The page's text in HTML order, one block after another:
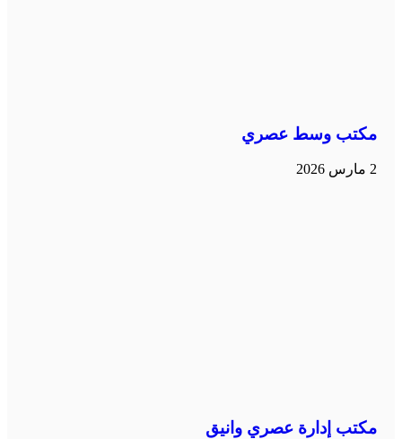
مكتب وسط عصري
2 مارس 2026
مكتب إدارة عصري وانيق